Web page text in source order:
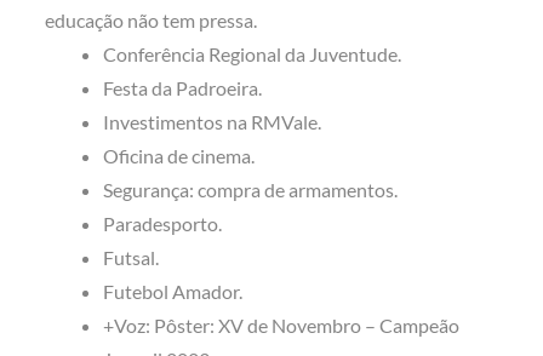
educação não tem pressa.
Conferência Regional da Juventude.
Festa da Padroeira.
Investimentos na RMVale.
Oficina de cinema.
Segurança: compra de armamentos.
Paradesporto.
Futsal.
Futebol Amador.
+Voz: Pôster: XV de Novembro – Campeão